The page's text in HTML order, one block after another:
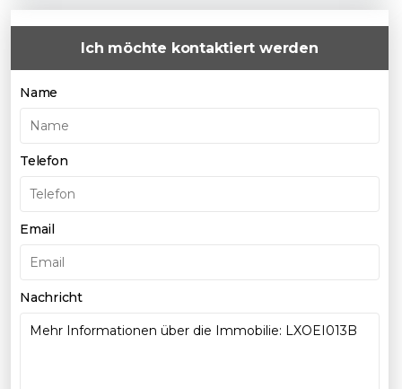
Ich möchte kontaktiert werden
Name
Telefon
Email
Nachricht